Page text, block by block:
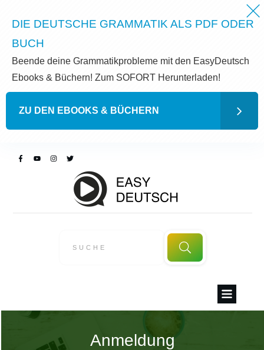
Anmeldung
DIE DEUTSCHE GRAMMATIK ALS PDF ODER
BUCH
Beende deine Grammatikprobleme mit den EasyDeutsch
Ebooks & Büchern! Zum SOFORT Herunterladen!
ZU DEN EBOOKS & BÜCHERN